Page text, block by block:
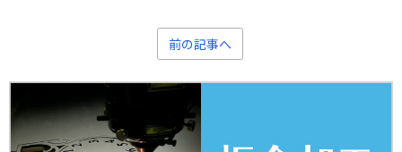
前の記事へ